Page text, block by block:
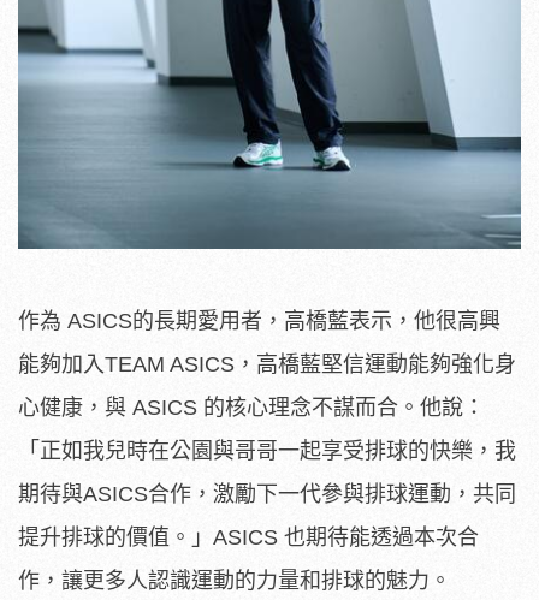
作為 ASICS的長期愛用者，高橋藍表示，他很高興
能夠加入TEAM ASICS，高橋藍堅信運動能夠強化身
心健康，與 ASICS 的核心理念不謀而合。他說：
「正如我兒時在公園與哥哥一起享受排球的快樂，我
期待與ASICS合作，激勵下一代參與排球運動，共同
提升排球的價值。」ASICS 也期待能透過本次合
作，讓更多人認識運動的力量和排球的魅力。